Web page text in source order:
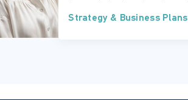
Strategy & Business Plans